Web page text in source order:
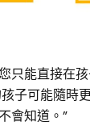
只能直接在
子可能隨時
會知道。”